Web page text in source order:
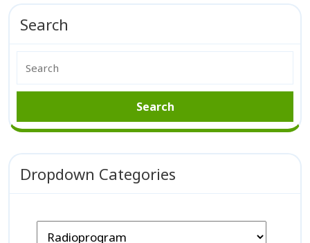
Search
Dropdown Categories